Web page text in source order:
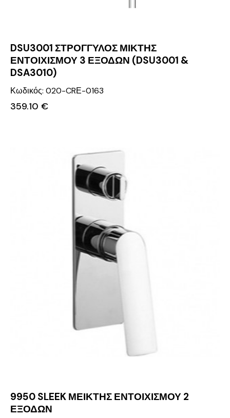
DSU3001 ΣΤΡΟΓΓΥΛΟΣ ΜΙΚΤΗΣ
ΕΝΤΟΙΧΙΣΜΟΥ 3 ΕΞΟΔΩΝ (DSU3001 &
DSA3010)
Κωδικός: 020-CRΕ-0163
359.10 €
9950 SLEEK ΜΕΙΚΤΗΣ ΕΝΤΟΙΧΙΣΜΟΥ 2
ΕΞΟΔΩΝ